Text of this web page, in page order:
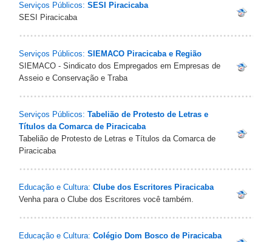
Serviços Públicos: SESI Piracicaba
SESI Piracicaba
Serviços Públicos: SIEMACO Piracicaba e Região
SIEMACO - Sindicato dos Empregados em Empresas de
Asseio e Conservação e Traba
Serviços Públicos: Tabelião de Protesto de Letras e
Títulos da Comarca de Piracicaba
Tabelião de Protesto de Letras e Títulos da Comarca de
Piracicaba
Educação e Cultura: Clube dos Escritores Piracicaba
Venha para o Clube dos Escritores você também.
Educação e Cultura: Colégio Dom Bosco de Piracicaba